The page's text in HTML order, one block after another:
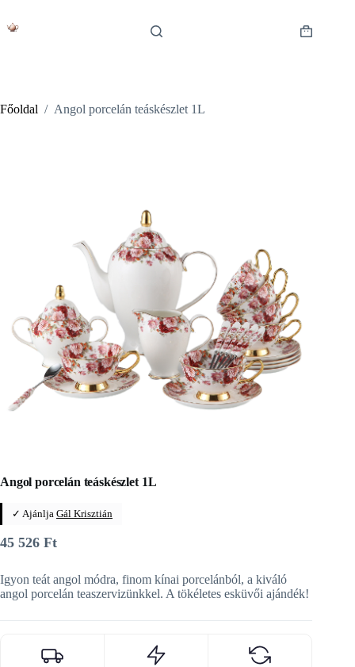
content
Shopping
Főoldal / Angol porcelán teáskészlet 1L
Angol porcelán teáskészlet 1L
✓ Ajánlja Gál Krisztián
45 526 Ft
Igyon teát angol módra, finom kínai porcelánból, a kiváló
angol porcelán teaszervizünkkel. A tökéletes esküvői ajándék!